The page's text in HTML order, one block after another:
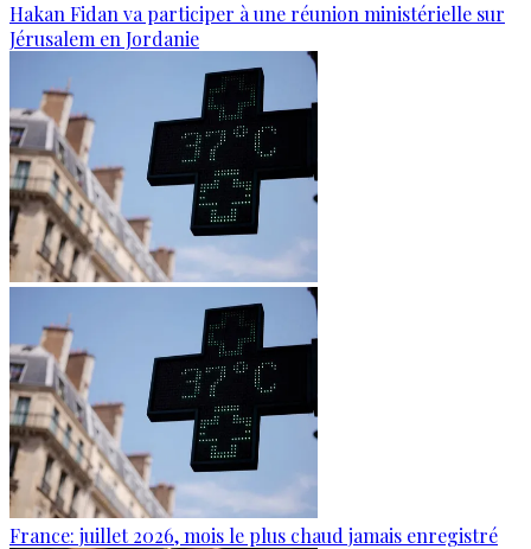
Hakan Fidan va participer à une réunion ministérielle sur
Jérusalem en Jordanie
France: juillet 2026, mois le plus chaud jamais enregistré